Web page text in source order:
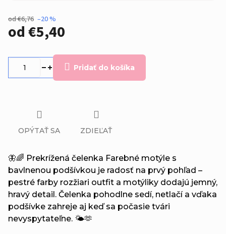
od €6,76 –20 %
od€5,40
Pridať do košíka
🦋🌈 Prekrížená čelenka Farebné motýle s
bavlnenou podšívkou je radosť na prvý pohľad –
pestré farby rozžiari outfit a motýliky dodajú jemný,
hravý detail. Čelenka pohodlne sedí, netlačí a vďaka
podšívke zahreje aj keď sa počasie tvári
nevyspytateľne. 🌤️🫶
OPÝTAŤ SA ZDIEĽAŤ